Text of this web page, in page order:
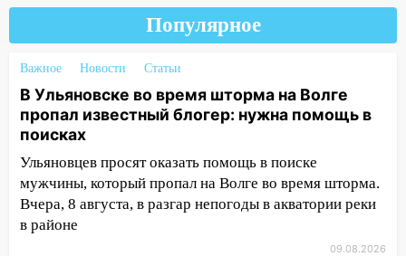
автомобиль
13:00 «Благоприятный период для
новых начинаний: гороскоп для всех
знаков зодиака на неделю с 10 по 16
августа
13:00 На проспекте Тюленева в
Ульяновске образовалось «море»
12:57 В Ульяновской области ожидается
крупный град
Где есть бензин в Ульяновске 9
Популярное
Важное Новости Статьи
В Ульяновске во время шторма на Волге
пропал известный блогер: нужна помощь в
поисках
Ульяновцев просят оказать помощь в поиске
мужчины, который пропал на Волге во время шторма.
Вчера, 8 августа, в разгар непогоды в акватории реки
в районе
09.08.2026